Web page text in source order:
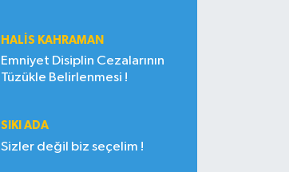
HALIS KAHRAMAN
Emniyet Disiplin Cezalarının
Tüzükle Belirlenmesi !
SIKI ADA
Sizler değil biz seçelim !